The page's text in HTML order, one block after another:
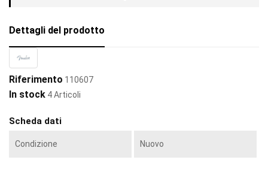
Dettagli del prodotto
Riferimento 110607
In stock 4 Articoli
Scheda dati
Condizione Nuovo